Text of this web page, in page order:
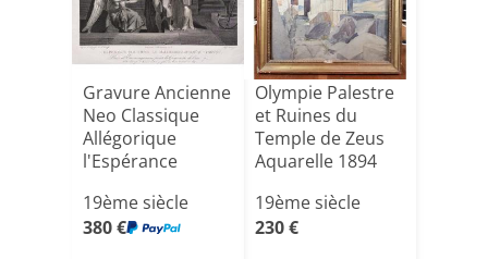
Gravure Ancienne
Neo Classique
Allégorique
l'Espérance
19ème siècle
380 €
Olympie Palestre
et Ruines du
Temple de Zeus
Aquarelle 1894
19ème siècle
230 €